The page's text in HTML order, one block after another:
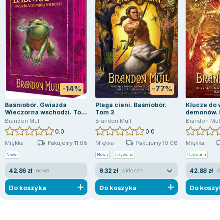
-14%
Baśniobór. Gwiazda
Wieczorna wschodzi. Tom
2. Barwione brzegi
Brandon Mull
0.0
Miękka Pakujemy 11.08
Nowa
42.86 zł nowa
Do koszyka
-77%
Plaga cieni. Baśniobór.
Tom 3
Brandon Mull
0.0
Miękka Pakujemy 10.08
Nowa Używana
9.32 zł widoczne ślady używania
Do koszyka
Klucze do
demonów.
5
Brandon
Miękka
Używana
42.88 zł
Do